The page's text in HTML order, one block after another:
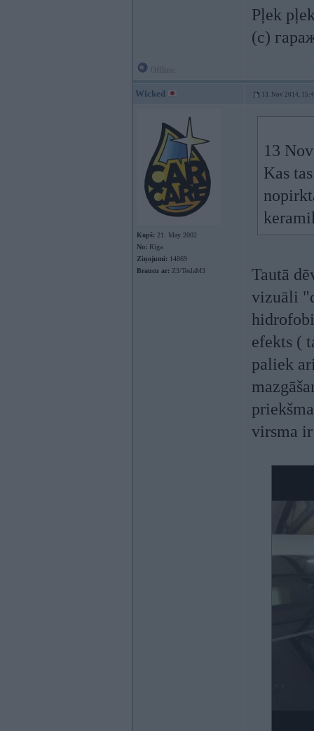
Pļek
(c)
Wicked 13. Nov 2014,
Kopš: 21. May 2002
No: Rīga
Ziņojumi: 14869
Braucu ar: Z3/TeslaM3
13
Kas
Tautā
vizuāli
efekts (
paliek
virsma